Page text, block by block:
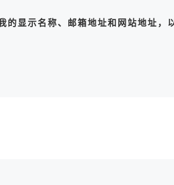
的显示名称、邮箱地址和网站地址，